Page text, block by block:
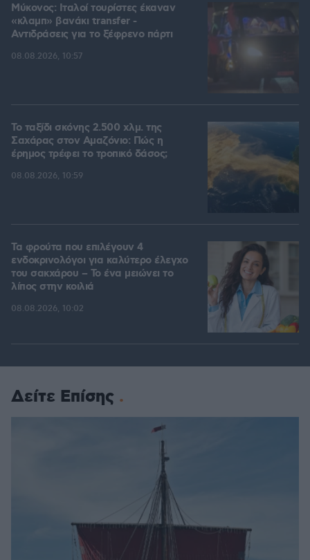
Μύκονος: Ιταλοί τουρίστες έκαναν
«κλαμπ» βανάκι transfer -
Αντιδράσεις για το ξέφρενο πάρτι
08.08.2026, 10:57
Το ταξίδι σκόνης 2.500 χλμ. της
Σαχάρας στον Αμαζόνιο: Πώς η
έρημος τρέφει το τροπικό δάσος;
08.08.2026, 10:59
Τα φρούτα που επιλέγουν 4
ενδοκρινολόγοι για καλύτερο έλεγχο
του σακχάρου – Το ένα μειώνει το
λίπος στην κοιλιά
08.08.2026, 10:02
Δείτε Επίσης